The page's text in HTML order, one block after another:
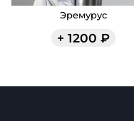
Эремурус
+ 1200 ₽